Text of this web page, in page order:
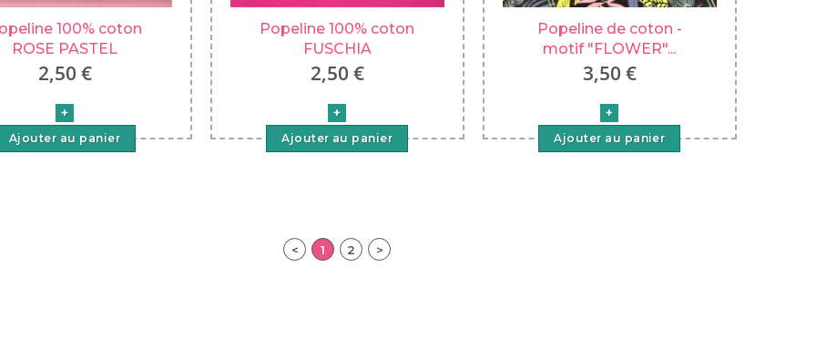
100% coton
ROSE PASTEL
2,50 €
Ajouter au panier
Popeline 100% coton
FUSCHIA
2,50 €
Ajouter au panier
Popeline de coton -
motif "FLOWER"...
3,50 €
Ajouter au panier
< 1 2 >